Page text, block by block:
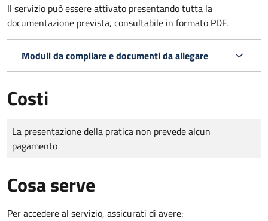
Il servizio può essere attivato presentando tutta la
documentazione prevista, consultabile in formato PDF.
Moduli da compilare e documenti da allegare
Costi
Tipo di pagamento
Importo
La presentazione della pratica non prevede alcun
pagamento
Cosa serve
Per accedere al servizio, assicurati di avere: